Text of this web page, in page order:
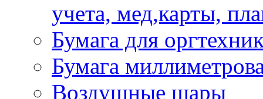
учета, мед,карты,
Бумага для
Бумага
Воздушные шары